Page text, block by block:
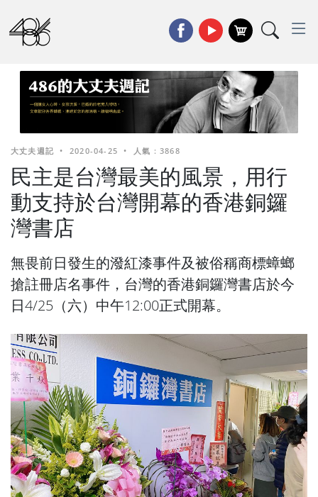
大丈夫週記 • 2020-04-25 • 人氣 : 3868
民主是台灣最美的風景，用行
動支持於台灣開幕的香港銅鑼
灣書店
無畏前日發生的潑紅漆事件及被俗稱商標蟑螂
搶註冊店名事件，台灣的香港銅鑼灣書店於今
日4/25（六）中午12:00正式開幕。